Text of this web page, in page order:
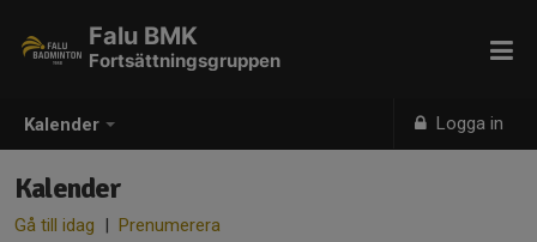
Kalender Logga in
Falu BMK
Fortsättningsgruppen
Kalender
Gå till idag | Prenumerera